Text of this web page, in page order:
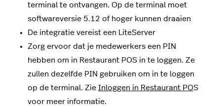
terminal te ontvangen. Op de terminal moet
softwareversie 5.12 of hoger kunnen draaien
De integratie vereist een LiteServer
Zorg ervoor dat je medewerkers een PIN
hebben om in Restaurant POS in te loggen. Ze
zullen dezelfde PIN gebruiken om in te loggen
op de terminal. Zie Inloggen in Restaurant POS
voor meer informatie.